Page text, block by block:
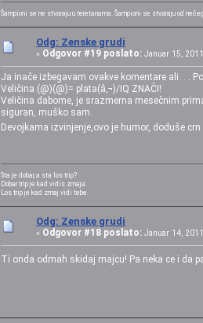
Šampioni se ne stvaraju u teretanama. Šampioni se stvaraju od
Odg: Zenske grudi
« Odgovor #19 poslato: Januar 15,
Ja inače izbegavam ovakve komentare ali. . .
Veličina (@)(@)= plata(â‚¬)/IQ ZNAČI!
Veličina dabome, je srazmerna mesečnim
siguran, muško sam.
Devojkama izvinjenje,ovo je humor, doduše
Sta je dobar, a sta los trip?
Dobar trip je kad vidis zmaja.
Los trip je kad zmaj vidi tebe.
Odg: Zenske grudi
« Odgovor #18 poslato: Januar 14,
Ti onda odmah skidaj majcu! Pa neka ce i da